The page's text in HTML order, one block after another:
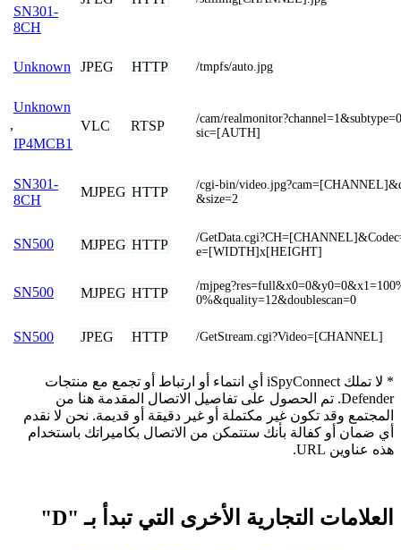
SN301-
8CH
Unknown JPEG HTTP /tmpfs/auto.jpg
Unknown
,
IP4MCB1
VLC RTSP
/cam/
sic=[AUTH]
SN301-
8CH
MJPEG HTTP
/cgi-bin/
&size=2
SN500 MJPEG HTTP
/
e=[WIDTH]x[HEIGHT]
SN500 MJPEG HTTP
/
0%&quality=12&doublescan=0
SN500 JPEG HTTP /GetStream.cgi?Video=[CHANNEL]
* لا تملك iSpyConnect أي انتماء أو ارتباط أو تجمع مع منتجات
Defender. تم الحصول على تفاصيل الاتصال المقدمة هنا من
المجتمع وقد تكون غير مكتملة أو غير دقيقة أو قديمة. نحن لا نقدم
أي ضمان أو كفالة بأنك ستتمكن من الاتصال بكاميراتك باستخدام
هذه عناوين URL.
العلامات التجارية الأخرى التي تبدأ بـ "D"